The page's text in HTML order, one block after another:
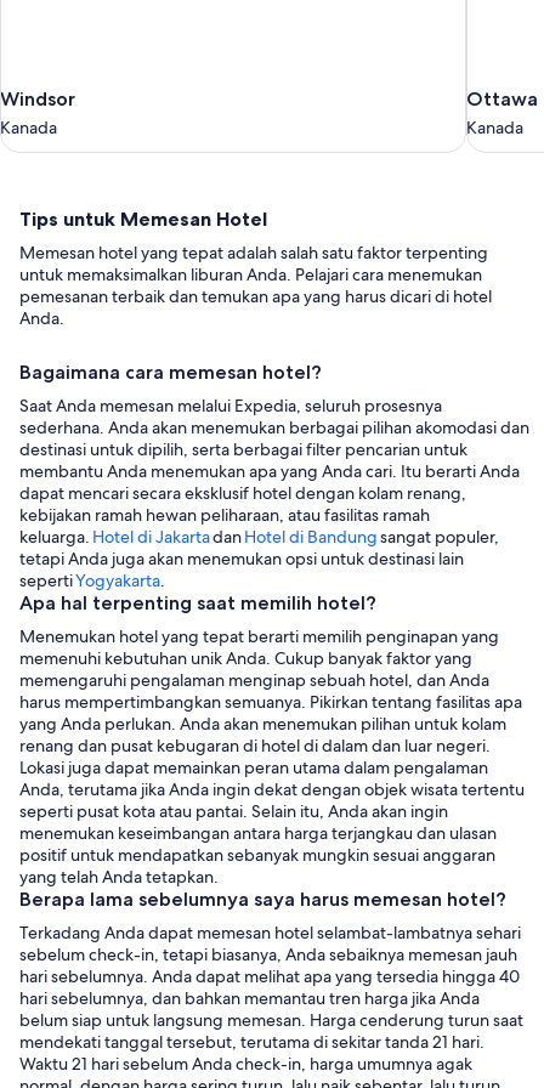
Windsor
Kanada
Windsor
Kanada
Ottawa
Kanada
Ottawa
Kanada
Tips
untuk
Memesan
Hotel
Tips untuk Memesan Hotel
Memesan hotel yang tepat adalah salah satu faktor terpenting
untuk memaksimalkan liburan Anda. Pelajari cara menemukan
pemesanan terbaik dan temukan apa yang harus dicari di hotel
Anda.
Bagaimana cara memesan hotel?
Saat Anda memesan melalui Expedia, seluruh prosesnya
sederhana. Anda akan menemukan berbagai pilihan akomodasi dan
destinasi untuk dipilih, serta berbagai filter pencarian untuk
membantu Anda menemukan apa yang Anda cari. Itu berarti Anda
dapat mencari secara eksklusif hotel dengan kolam renang,
kebijakan ramah hewan peliharaan, atau fasilitas ramah
keluarga. Hotel di JakartadanHotel di Bandungsangat populer,
tetapi Anda juga akan menemukan opsi untuk destinasi lain
sepertiYogyakarta.
Apa hal terpenting saat memilih hotel?
Menemukan hotel yang tepat berarti memilih penginapan yang
memenuhi kebutuhan unik Anda. Cukup banyak faktor yang
memengaruhi pengalaman menginap sebuah hotel, dan Anda
harus mempertimbangkan semuanya. Pikirkan tentang fasilitas apa
yang Anda perlukan. Anda akan menemukan pilihan untuk kolam
renang dan pusat kebugaran di hotel di dalam dan luar negeri.
Lokasi juga dapat memainkan peran utama dalam pengalaman
Anda, terutama jika Anda ingin dekat dengan objek wisata tertentu
seperti pusat kota atau pantai. Selain itu, Anda akan ingin
menemukan keseimbangan antara harga terjangkau dan ulasan
positif untuk mendapatkan sebanyak mungkin sesuai anggaran
yang telah Anda tetapkan.
Berapa lama sebelumnya saya harus memesan hotel?
Terkadang Anda dapat memesan hotel selambat-lambatnya sehari
sebelum check-in, tetapi biasanya, Anda sebaiknya memesan jauh
hari sebelumnya. Anda dapat melihat apa yang tersedia hingga 40
hari sebelumnya, dan bahkan memantau tren harga jika Anda
belum siap untuk langsung memesan. Harga cenderung turun saat
mendekati tanggal tersebut, terutama di sekitar tanda 21 hari.
Waktu 21 hari sebelum Anda check-in, harga umumnya agak